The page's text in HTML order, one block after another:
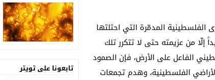
المدمّرة التي احتلتها
إلّا من عزيمته حتى لا تتكرر تلك
الفاعل على الأرض، فإن الصمود
الفلسطينية، وهدم تجمعات
تابعونا على تويتر